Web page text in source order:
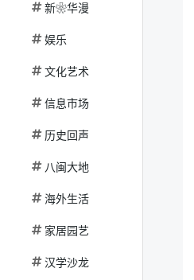
新❀华漫
娱乐
文化艺术
信息市场
历史回声
八闽大地
海外生活
家居园艺
汉学沙龙